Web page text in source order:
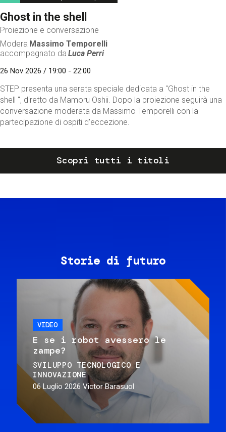
Ghost in the shell
Proiezione e conversazione
Modera Massimo Temporelli
accompagnato da Luca Perri
26 Nov 2026 / 19:00 - 22:00
STEP presenta una serata speciale dedicata a "Ghost in the
shell ", diretto da Mamoru Oshii. Dopo la proiezione seguirà una
conversazione moderata da Massimo Temporelli con la
partecipazione di ospiti d'eccezione.
Scopri tutti i titoli
Storie di futuro
VIDEO
E se i robot avessero le
zampe?
SVILUPPO TECNOLOGICO E
INNOVAZIONE
06 Luglio 2026 Victor Barasuol